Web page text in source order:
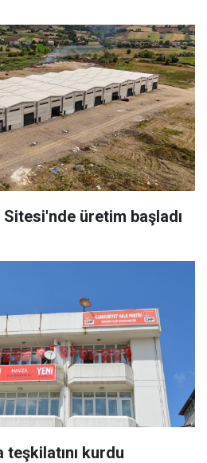
üretim başladı
teşkilatını kurdu